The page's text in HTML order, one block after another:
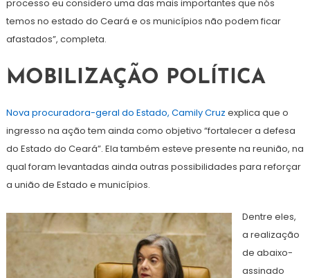
processo eu considero uma das mais importantes que nós
temos no estado do Ceará e os municípios não podem ficar
afastados”, completa.
MOBILIZAÇÃO POLÍTICA
Nova procuradora-geral do Estado, Camily Cruz explica que o
ingresso na ação tem ainda como objetivo “fortalecer a defesa
do Estado do Ceará”. Ela também esteve presente na reunião, na
qual foram levantadas ainda outras possibilidades para reforçar
a união de Estado e municípios.
Dentre eles,
a realização
de abaixo-
assinado